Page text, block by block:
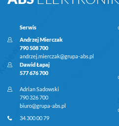
Serwis
Andrzej Mierczak
790 508 700
andrzej.mierczak@grupa-abs.pl
Dawid Łapaj
577 676 700
Adrian Sadowski
790 326 700
biuro@grupa-abs.pl
34 300 00 79